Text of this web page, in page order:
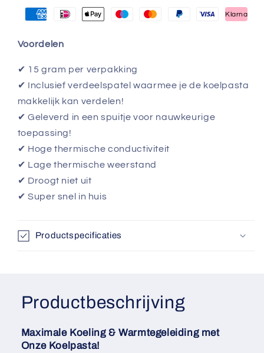
Klarna
Voordelen
✔ 15 gram per verpakking
✔ Inclusief verdeelspatel waarmee je de koelpasta
makkelijk kan verdelen!
✔ Geleverd in een spuitje voor nauwkeurige
toepassing!
✔ Hoge thermische conductiviteit
✔ Lage thermische weerstand
✔ Droogt niet uit
✔ Super snel in huis
Productspecificaties
Productbeschrijving
Maximale Koeling & Warmtegeleiding met
Onze Koelpasta!